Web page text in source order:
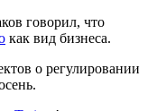
говорил, что
как вид бизнеса.
о регулировании